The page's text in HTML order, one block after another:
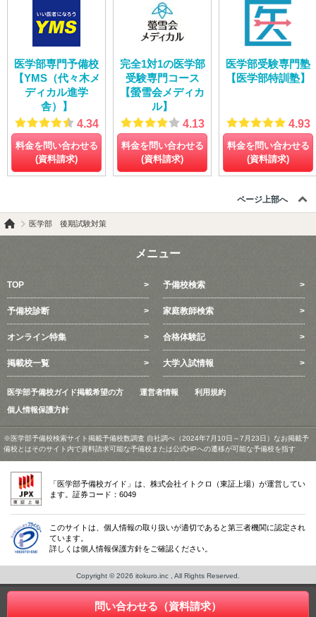
医学部専門予備校
【YMS（代々木メ
ディカル進学
舎）】
4.34
料金を問い合わせる
(資料請求)
完全1対1の医学部
受験専門コース
【螢雪会メディカ
ル】
4.13
料金を問い合わせる
(資料請求)
医学部受験専門塾
【医学部特訓塾】
4.93
料金を問い合わせる
(資料請求)
ページ上部へ
医学部 後期試験対策
メニュー
TOP 予備校検索
予備校診断 家庭教師検索
オンライン特集 合格体験記
掲載校一覧 大学入試情報
医学部予備校ガイド掲載希望の方 運営者情報 利用規約
個人情報保護方針
※医学部予備校検索サイト掲載予備校数調査 自社調べ（2024年7月10日～7月23日）なお掲載予
備校とはそのサイト内で資料請求可能な予備校または公式HPへの遷移が可能な予備校を指す
「医学部予備校ガイド」は、株式会社イトクロ（東証上場）が運営してい
ます。証券コード：6049
このサイトは、個人情報の取り扱いが適切であると第三者機関に認定され
ています。
詳しくは個人情報保護方針をご確認ください。
Copyright © 2026 itokuro.inc , All Rights Reserved.
問い合わせる（資料請求）